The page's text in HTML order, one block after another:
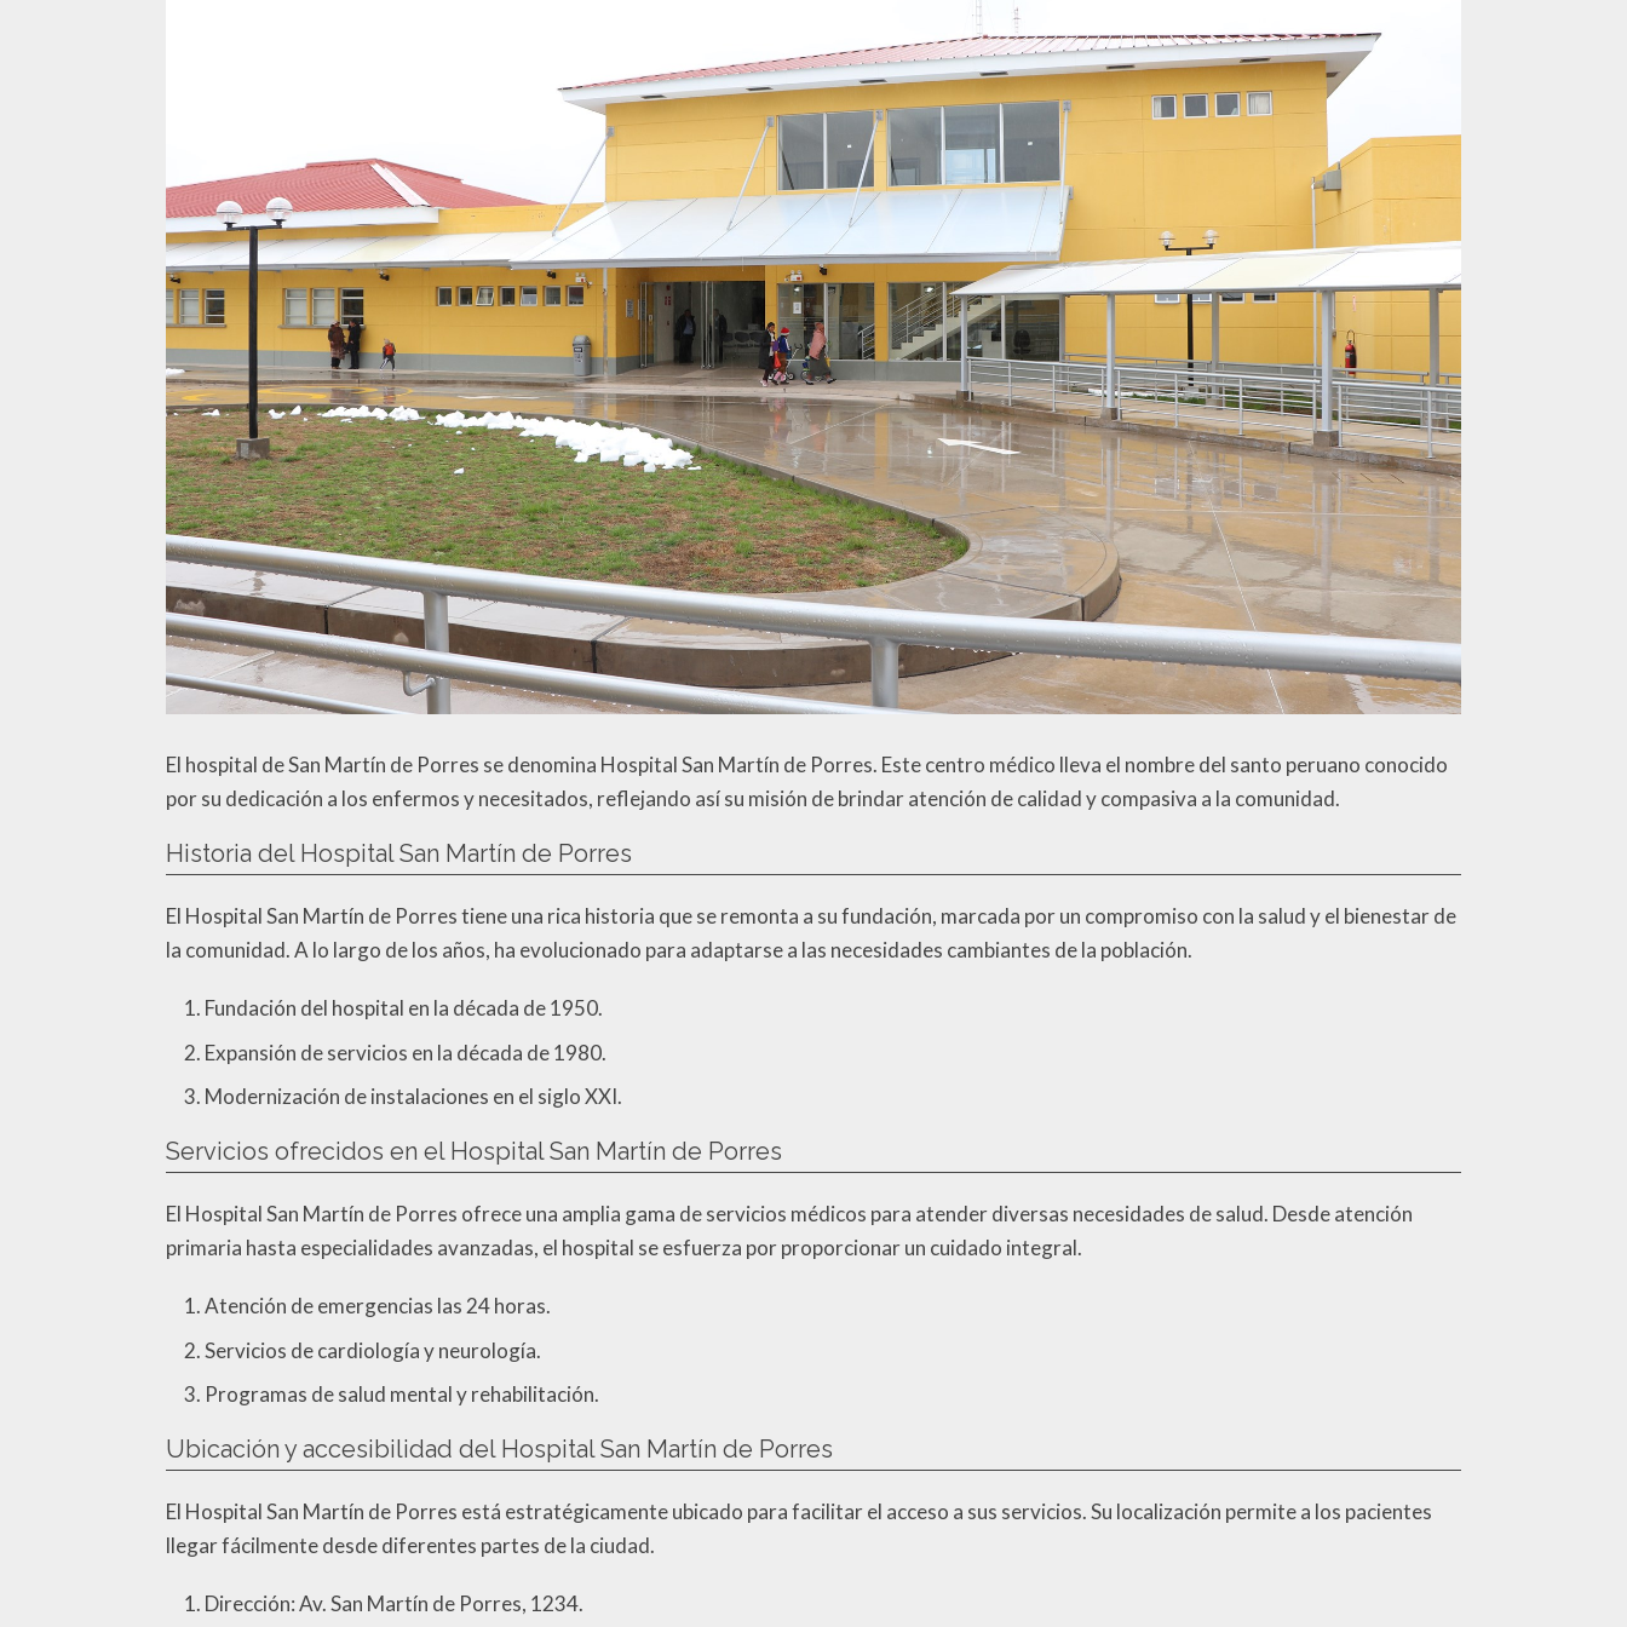
El hospital de San Martín de Porres se denomina Hospital San Martín de Porres. Este centro médico lleva el nombre del santo peruano conocido
por su dedicación a los enfermos y necesitados, reflejando así su misión de brindar atención de calidad y compasiva a la comunidad.
Historia del Hospital San Martín de Porres
El Hospital San Martín de Porres tiene una rica historia que se remonta a su fundación, marcada por un compromiso con la salud y el bienestar de
la comunidad. A lo largo de los años, ha evolucionado para adaptarse a las necesidades cambiantes de la población.
Fundación del hospital en la década de 1950.
Expansión de servicios en la década de 1980.
Modernización de instalaciones en el siglo XXI.
Servicios ofrecidos en el Hospital San Martín de Porres
El Hospital San Martín de Porres ofrece una amplia gama de servicios médicos para atender diversas necesidades de salud. Desde atención
primaria hasta especialidades avanzadas, el hospital se esfuerza por proporcionar un cuidado integral.
Atención de emergencias las 24 horas.
Servicios de cardiología y neurología.
Programas de salud mental y rehabilitación.
Ubicación y accesibilidad del Hospital San Martín de Porres
El Hospital San Martín de Porres está estratégicamente ubicado para facilitar el acceso a sus servicios. Su localización permite a los pacientes
llegar fácilmente desde diferentes partes de la ciudad.
Dirección: Av. San Martín de Porres, 1234.